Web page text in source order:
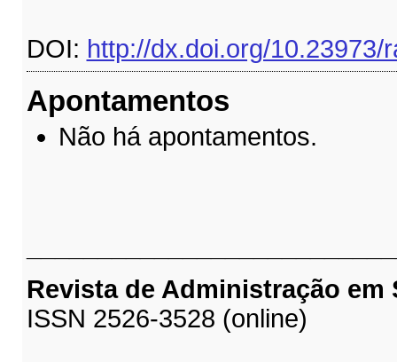
DOI: http://dx.doi.org/10.23973/
Apontamentos
Não há apontamentos.
Revista de Administração em
ISSN 2526-3528 (online)